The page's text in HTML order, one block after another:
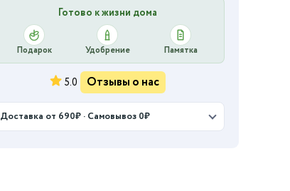
Готово к жизни дома
Подарок Удобрение Памятка
5.0 Отзывы о нас
Доставка от 690₽ · Самовывоз 0₽